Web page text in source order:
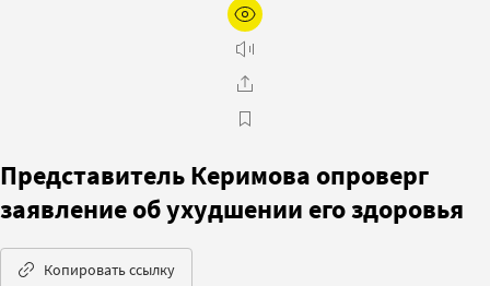
Представитель Керимова опроверг
заявление об ухудшении его здоровья
Копировать ссылку